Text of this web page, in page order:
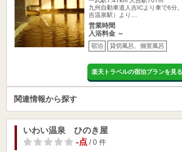
九州自動車道人吉ICより車で6分
吉温泉駅）より…
営業時間
入浴料金 ～
宿泊 貸切風呂、個室風呂
楽天トラベルの宿泊プランを見る
関連情報から探す
いわい温泉 ひのき屋
-点/ 0 件